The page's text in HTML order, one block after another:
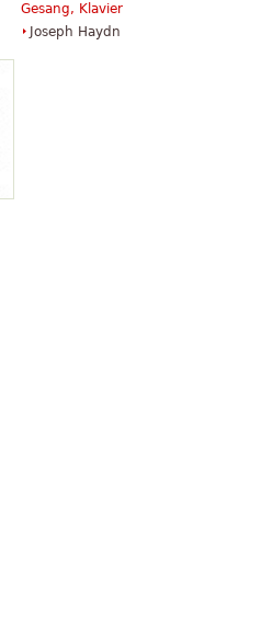
Gesang, Klavier
Joseph Haydn